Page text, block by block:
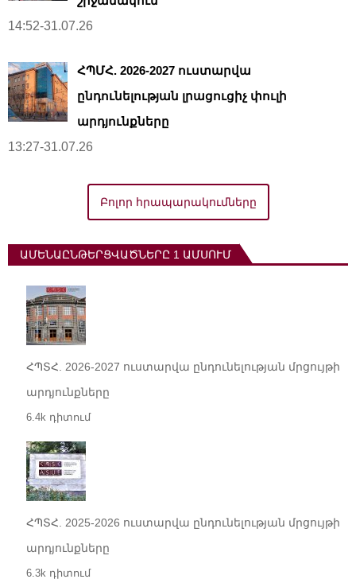
14:52-31.07.26
ՀՊՄՀ. 2026-2027 ուստարվա
ընդունելության լրացուցիչ փուլի
արդյունքները
13:27-31.07.26
Բոլոր հրապարակումները
ԱՄԵՆԱԸՆԹԵՐՑՎԱԾՆԵՐԸ 1 ԱՄՍՈՒՄ
ՀՊՏՀ. 2026-2027 ուստարվա ընդունելության մրցույթի
արդյունքները
6.4k դիտում
ՀՊՏՀ. 2025-2026 ուստարվա ընդունելության մրցույթի
արդյունքները
6.3k դիտում